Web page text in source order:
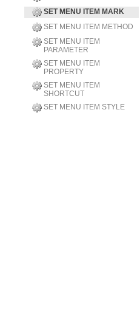
SET MENU ITEM MARK
SET MENU ITEM METHOD
SET MENU ITEM
PARAMETER
SET MENU ITEM
PROPERTY
SET MENU ITEM
SHORTCUT
SET MENU ITEM STYLE